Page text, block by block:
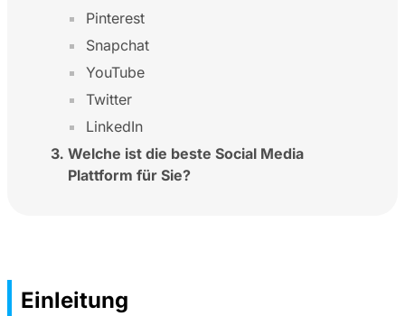
Pinterest
Snapchat
YouTube
Twitter
LinkedIn
Welche ist die beste Social Media
Plattform für Sie?
Einleitung